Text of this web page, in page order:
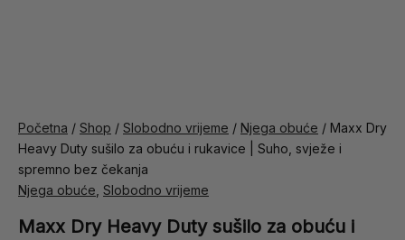
Početna / Shop / Slobodno vrijeme / Njega obuće / Maxx Dry
Heavy Duty sušilo za obuću i rukavice | Suho, svježe i
spremno bez čekanja
Njega obuće Slobodno vrijeme
Maxx Dry Heavy Duty sušilo za obuću i